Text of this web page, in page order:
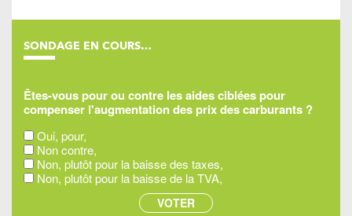
SONDAGE EN COURS…
Êtes-vous pour ou contre les aides ciblées pour
compenser l'augmentation des prix des carburants ?
Oui, pour,
Non contre,
Non, plutôt pour la baisse des taxes,
Non, plutôt pour la baisse de la TVA,